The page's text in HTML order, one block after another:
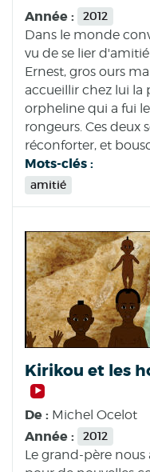
Année : 2012
Dans le monde
vu de se lier
Ernest, gros ours
accueillir chez lui la
orpheline qui a fui
rongeurs. Ces deux
réconforter, et
Mots-clés :
amitié
Kirikou et les
De : Michel Ocelot
Année : 2012
Le grand-père nous